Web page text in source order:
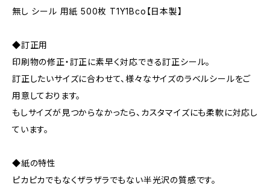
無し シール 用紙 500枚 T1Y1Bco【日本製】
◆訂正用
印刷物の修正・訂正に素早く対応できる訂正シール。
訂正したいサイズに合わせて、様々なサイズのラベルシールをご
用意しております。
もしサイズが見つからなかったら、カスタマイズにも柔軟に対応し
ています。
◆紙の特性
ピカピカでもなくザラザラでもない半光沢の質感です。